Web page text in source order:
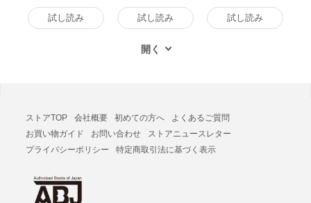
試し読み 試し読み 試し読み
ストアTOP 会社概要 初めての方へ
よくあるご質問
お買い物ガイド
お問い合わせ
ストアニュースレター
プライバシーポリシー
特定商取引法に基づく表示